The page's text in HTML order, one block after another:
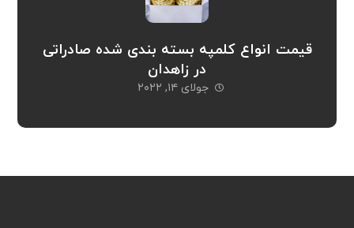
قیمت انواع کلمپه بسته بندی شده صادراتی
در زاهدان
جولای ۱۴, ۲۰۲۲